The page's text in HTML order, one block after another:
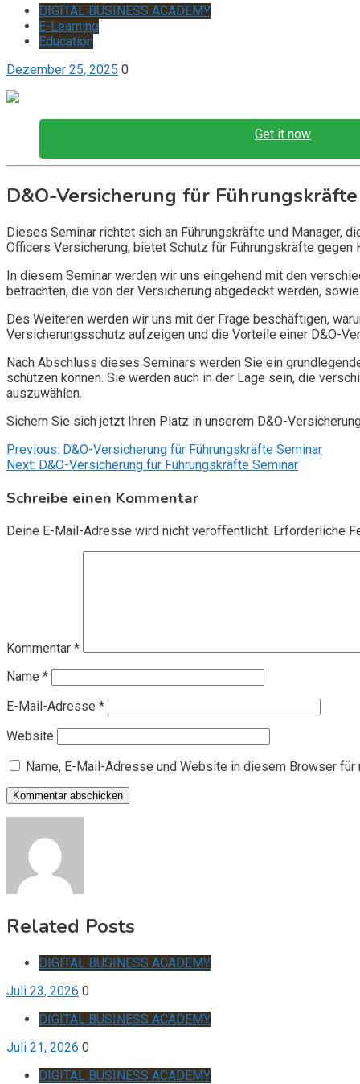
DIGITAL BUSINESS ACADEMY
E-Learning
Education
Dezember 25, 2025 0
Get it now
D&O-Versicherung für
Dieses Seminar richtet sich an Führungskräfte und Manager,
Officers Versicherung, bietet Schutz für Führungskräfte
In diesem Seminar werden wir uns eingehend mit den
betrachten, die von der Versicherung abgedeckt werden,
Des Weiteren werden wir uns mit der Frage beschäftigen,
Versicherungsschutz aufzeigen und die Vorteile einer D&O-
Nach Abschluss dieses Seminars werden Sie ein
schützen können. Sie werden auch in der Lage sein, die
auszuwählen.
Sichern Sie sich jetzt Ihren Platz in unserem D&O-
Beitragsnavigation
Previous: D&O-Versicherung für Führungskräfte Seminar
Next: D&O-Versicherung für Führungskräfte Seminar
Schreibe einen Kommentar
Deine E-Mail-Adresse wird nicht veröffentlicht. Erforderliche
Kommentar *
Name *
E-Mail-Adresse *
Website
Name, E-Mail-Adresse und Website in diesem Browser
Related Posts
DIGITAL BUSINESS ACADEMY
Juli 23, 2026 0
DIGITAL BUSINESS ACADEMY
Juli 21, 2026 0
DIGITAL BUSINESS ACADEMY